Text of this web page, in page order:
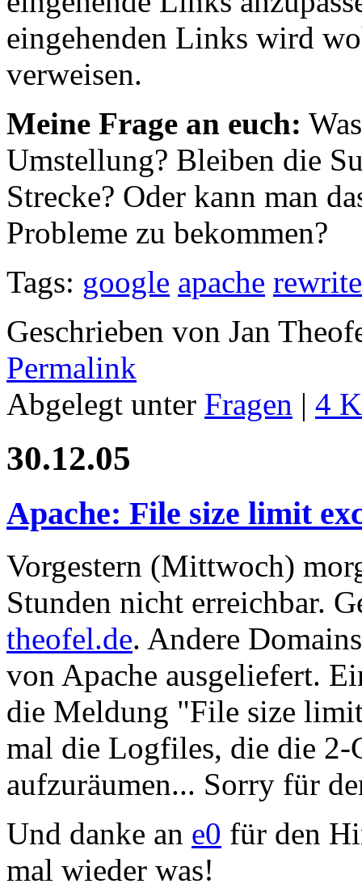
eingehenden Links wird
verweisen.
Meine Frage an euch:
Umstellung? Bleiben die
Strecke? Oder kann man
Probleme zu bekommen?
Tags: google apache rewrite
Geschrieben von Jan
Permalink
Abgelegt unter Fragen | 4
30.12.05
Apache: File size limit
Vorgestern (Mittwoch)
Stunden nicht erreichbar.
theofel.de. Andere
von Apache ausgeliefert.
die Meldung "File size
mal die Logfiles, die die 2-
aufzuräumen... Sorry für
Und danke an e0 für den
mal wieder was!